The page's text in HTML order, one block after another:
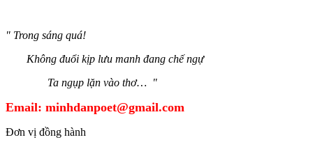
" Trong sáng quá!
Không đuổi kịp lưu manh đang chế ngự
Ta ngụp lặn vào thơ… "
Email: minhdanpoet@gmail.com
Đơn vị đồng hành